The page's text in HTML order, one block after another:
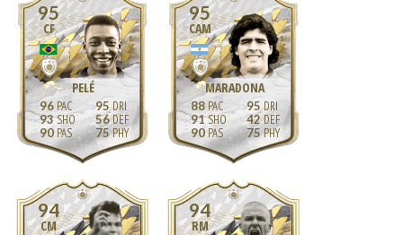
95
CF
PELÉ
96
93
90
95
56
75
95
CAM
MARADONA
88
91
90
95
42
75
94
CM
94
RM